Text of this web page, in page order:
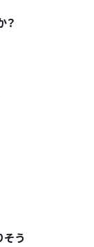
？
う